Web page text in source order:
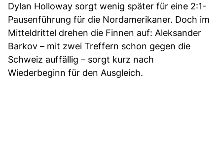
Dylan Holloway sorgt wenig später für eine 2:1-
Pausenführung für die Nordamerikaner. Doch im
Mitteldrittel drehen die Finnen auf: Aleksander
Barkov – mit zwei Treffern schon gegen die
Schweiz auffällig – sorgt kurz nach
Wiederbeginn für den Ausgleich.